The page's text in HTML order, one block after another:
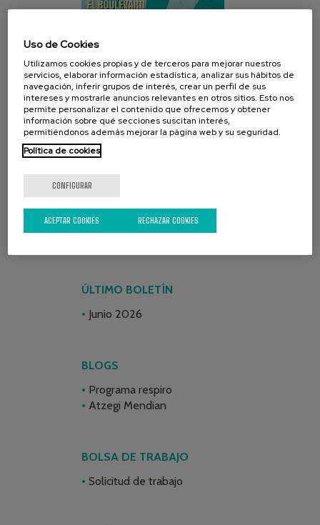
REDES SOCIALES
ÚLTIMO BOLETÍN
Junio 2026
BLOGS
Programa respiro
Atzegi Mendian
BOLSA DE TRABAJO
Solicitud de trabajo
Uso de Cookies
Utilizamos cookies propias y de terceros para mejorar nuestros
servicios, elaborar información estadística, analizar sus hábitos de
navegación, inferir grupos de interés, crear un perfil de sus
intereses y mostrarle anuncios relevantes en otros sitios. Esto nos
permite personalizar el contenido que ofrecemos y obtener
información sobre qué secciones suscitan interés,
permitiéndonos además mejorar la página web y su seguridad.
Política de cookies
CONFIGURAR
RECHAZAR COOKIES
ACEPTAR COOKIES